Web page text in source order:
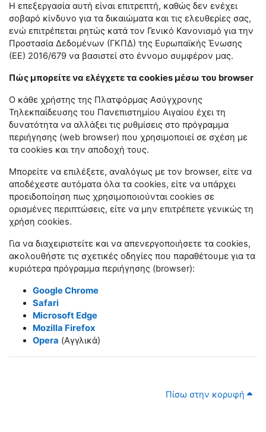
Η επεξεργασία αυτή είναι επιτρεπτή, καθώς δεν ενέχει
σοβαρό κίνδυνο για τα δικαιώματα και τις ελευθερίες σας,
ενώ επιτρέπεται ρητώς κατά τον Γενικό Κανονισμό για την
Προστασία Δεδομένων (ΓΚΠΔ) της Ευρωπαϊκής Ένωσης
(ΕΕ) 2016/679 να βασιστεί στο έννομο συμφέρον μας.
Πώς μπορείτε να ελέγχετε τα cookies μέσω του browser
Ο κάθε χρήστης της Πλατφόρμας Ασύγχρονης
Τηλεκπαίδευσης του Πανεπιστημίου Αιγαίου έχει τη
δυνατότητα να αλλάξει τις ρυθμίσεις στο πρόγραμμα
περιήγησης (web browser) που χρησιμοποιεί σε σχέση με
τα cookies και την αποδοχή τους.
Μπορείτε να επιλέξετε, αναλόγως με τον browser, είτε να
αποδέχεστε αυτόματα όλα τα cookies, είτε να υπάρχει
προειδοποίηση πως χρησιμοποιούνται cookies σε
ορισμένες περιπτώσεις, είτε να μην επιτρέπετε γενικώς τη
χρήση cookies.
Για να διαχειριστείτε και να απενεργοποιήσετε τα cookies,
ακολουθήστε τις σχετικές οδηγίες που παραθέτουμε για τα
κυριότερα πρόγραμμα περιήγησης (browser):
Google Chrome
Safari
Microsoft Edge
Mozilla Firefox
Opera (Αγγλικά)
Πίσω στην κορυφή